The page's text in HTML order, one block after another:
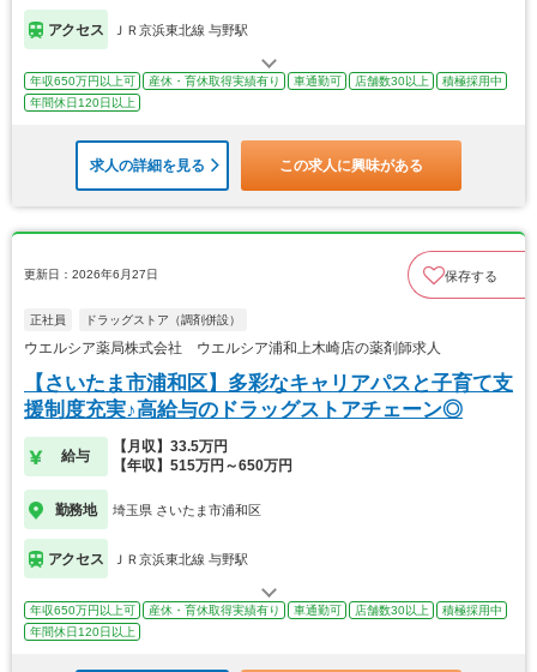
アクセス ＪＲ京浜東北線 与野駅
年収650万円以上可 産休・育休取得実績有り 車通勤可 店舗数30以上
積極採用中
年間休日120日以上
求人の詳細を見る この求人に興味がある
更新日：2026年6月27日 保存する
正社員 ドラッグストア（調剤併設）
ウエルシア薬局株式会社 ウエルシア浦和上木崎店の薬剤師求人
【さいたま市浦和区】多彩なキャリアパスと子育て支
援制度充実♪高給与のドラッグストアチェーン◎
給与
【月収】33.5万円
【年収】515万円～650万円
勤務地 埼玉県 さいたま市浦和区
アクセス ＪＲ京浜東北線 与野駅
年収650万円以上可 産休・育休取得実績有り 車通勤可 店舗数30以上
積極採用中
年間休日120日以上